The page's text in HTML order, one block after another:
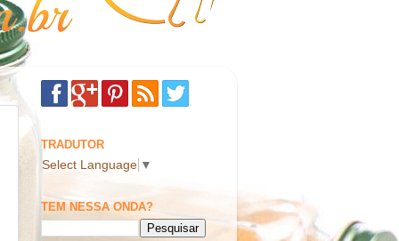
TRADUTOR
Select Language ▼
TEM NESSA ONDA?